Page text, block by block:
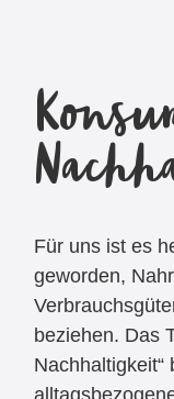
Für uns ist es
geworden,
beziehen. Das